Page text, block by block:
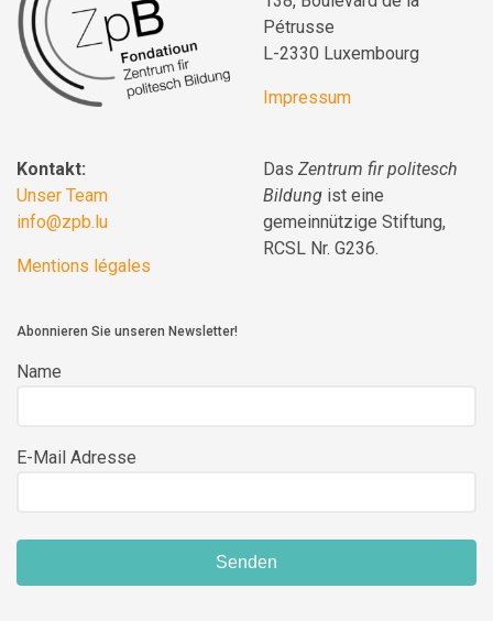
Pétrusse
L-2330 Luxembourg
Impressum
Kontakt:
Unser Team
info@zpb.lu
Mentions légales
Das Zentrum fir politesch
Bildung ist eine
gemeinnützige Stiftung,
RCSL Nr. G236.
Abonnieren Sie unseren Newsletter!
Name
E-Mail Adresse
Senden